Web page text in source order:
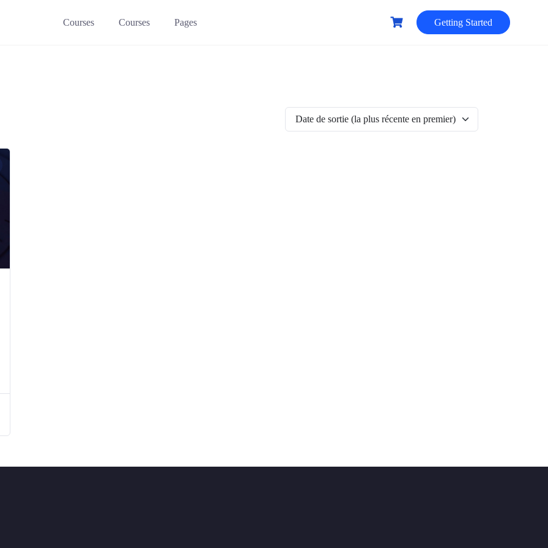
Courses Courses Pages Getting Started
Date de sortie (la plus récente en premier)